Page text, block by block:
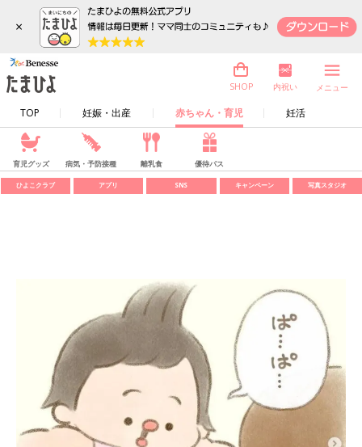
×
TOP 妊娠・出産 赤ちゃん・育児 妊活
SHOP 内祝い メニュー
育児グッズ 病気・予防接種 離乳食 優待パス
ひよこクラブ アプリ SNS キャンペーン 写真スタジオ